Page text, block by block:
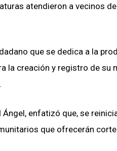
atendieron a vecinos de
que se dedica a la
la creación y registro de su
enfatizó que, se
que ofrecerán